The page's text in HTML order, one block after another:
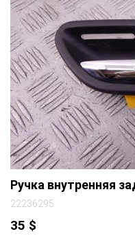
Ручка внутренняя
22236295
35 $